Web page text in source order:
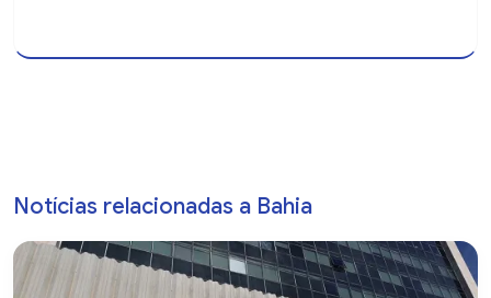
Notícias relacionadas a Bahia